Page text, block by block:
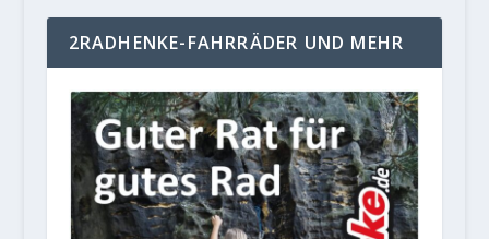
2RADHENKE-FAHRRÄDER UND MEHR